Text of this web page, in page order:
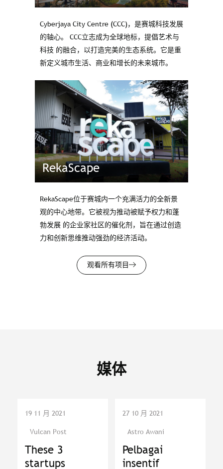
Cyberjaya City Centre (CCC)，是赛城科技发展
的轴心。 CCC立志成为全球地标，提倡艺术与
科技 的融合，以打造完美的生态系统。它是重
新定义城市生活、商业和增⻓的未来城市。
RekaScape
RekaScape位于赛城内一个充满活力的全新景
观的中心地带。它被视为推动被赋予权力和蓬
勃发展 的企业家社区的催化剂，旨在通过创造
力和创新思维推动强劲的经济活动。
观看所有项目
媒体
19 11 月 2021
Vulcan Post
These 3
startups
27 10 月 2021
Astro Awani
Pelbagai
insentif